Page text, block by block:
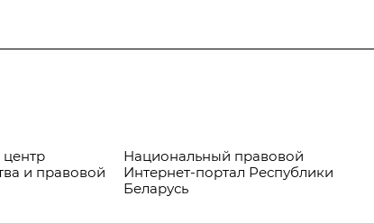
и правовой
Национальный правовой
Интернет-портал Республики
Беларусь